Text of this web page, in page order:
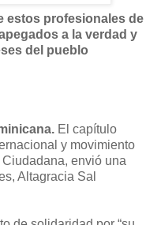
estos profesionales de
a la verdad y
del pueblo
El capítulo
y movimiento
envió una
Altagracia Sal